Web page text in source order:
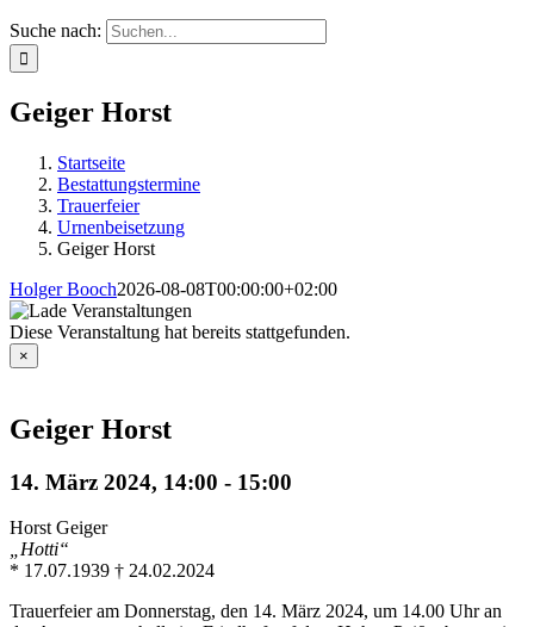
Suche nach:
Geiger Horst
Startseite
Bestattungstermine
Trauerfeier
Urnenbeisetzung
Geiger Horst
Holger Booch2026-08-08T00:00:00+02:00
Diese Veranstaltung hat bereits stattgefunden.
×
Geiger Horst
14. März 2024, 14:00 - 15:00
Horst Geiger
„Hotti“
* 17.07.1939 † 24.02.2024
Trauerfeier am Donnerstag, den 14. März 2024, um 14.00 Uhr an